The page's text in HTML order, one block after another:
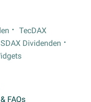
TecDAX
SDAX Dividenden
FAQs